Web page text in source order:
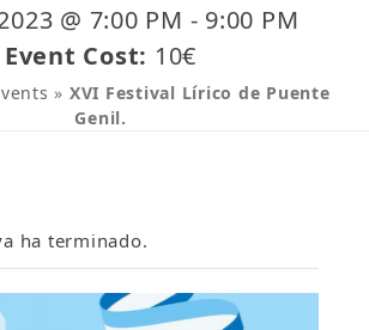
@ 7:00 PM - 9:00 PM
Event Cost: 10€
» XVI Festival Lírico de Puente
Genil.
ha terminado.